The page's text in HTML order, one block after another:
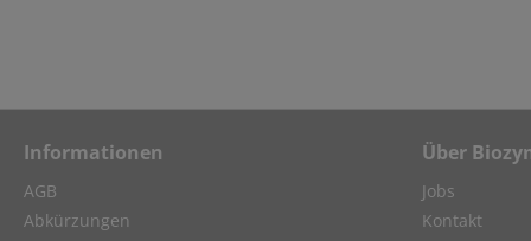
Informationen
AGB
Abkürzungen
Über
Jobs
Kontakt